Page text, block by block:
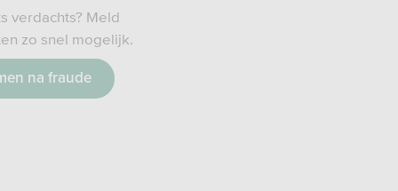
verdachts? Meld
zo snel mogelijk.
na fraude